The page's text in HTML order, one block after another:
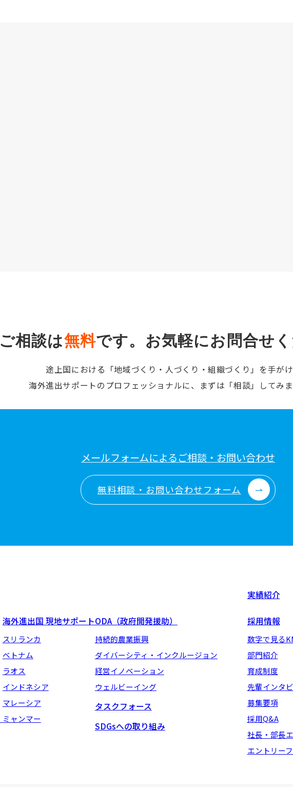
ご相談は無料です。 お気軽にお問合せ
途上国における「地域づくり・人づくり・組織づくり」を手が
海外進出サポートのプロフェッショナルに、まずは「相談」してみ
メールフォームによるご相談・お問い合わせ
無料相談・お問い合わせフォーム
海外進出国 現地サポート
スリランカ
ベトナム
ラオス
インドネシア
マレーシア
ミャンマー
ODA（政府開発援助）
持続的農業振興
ダイバーシティ・インクルージョン
経営イノベーション
ウェルビーイング
タスクフォース
SDGsへの取り組み
実績紹介
採用情報
数字で見る
部門紹介
育成制度
先輩インタ
募集要項
採用Q&A
社長・部長
エントリー